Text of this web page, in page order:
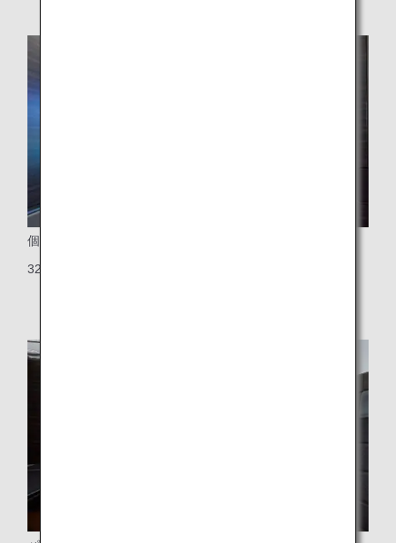
個人用シートモニター
32インチ大型液晶ワイドスクリーン